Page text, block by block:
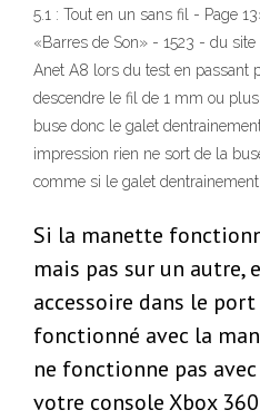
5.1 : Tout en un sans fil - Page
«Barres de Son» - 1523 - du
Anet A8 lors du test en passant
descendre le fil de 1 mm ou
buse donc le galet
impression rien ne sort de la
comme si le galet
Si la manette
mais pas sur un autre,
accessoire dans le port
fonctionné avec la
ne fonctionne pas
votre console Xbox